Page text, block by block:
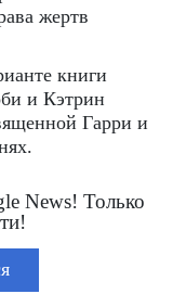
жертв
книги
и Кэтрин
Гарри и
News! Только